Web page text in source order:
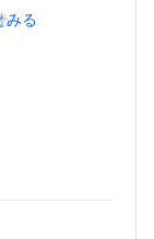
りました。
な感じて好
ても動かな
が、とって
いのです。
みる